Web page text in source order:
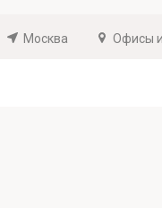
Москва Офисы